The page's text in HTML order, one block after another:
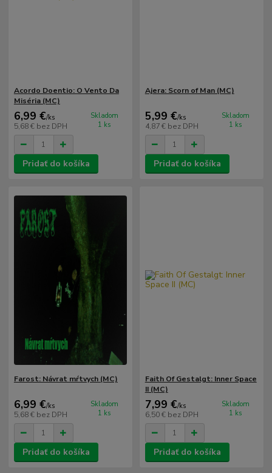
Acordo Doentio: O Vento Da
Miséria (MC)
6,99 €/ks
5,68 € bez DPH
Skladom
1 ks
Pridať do košíka
Ajera: Scorn of Man (MC)
5,99 €/ks
4,87 € bez DPH
Skladom
1 ks
Pridať do košíka
Farost: Návrat mŕtvych (MC)
6,99 €/ks
5,68 € bez DPH
Skladom
1 ks
Pridať do košíka
Faith Of Gestalgt: Inner Space
II (MC)
7,99 €/ks
6,50 € bez DPH
Skladom
1 ks
Pridať do košíka